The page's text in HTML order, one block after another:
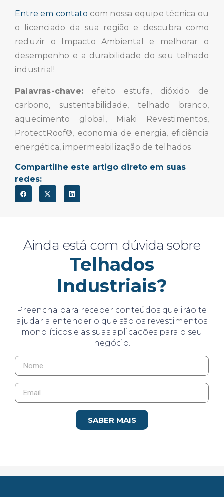
Entre em contato com nossa equipe técnica ou
o licenciado da sua região e descubra como
reduzir o Impacto Ambiental e melhorar o
desempenho e a durabilidade do seu telhado
industrial!
Palavras-chave: efeito estufa, dióxido de
carbono, sustentabilidade, telhado branco,
aquecimento global, Miaki Revestimentos,
ProtectRoof®, economia de energia, eficiência
energética, impermeabilização de telhados
Compartilhe este artigo direto em suas
redes:
Ainda está com dúvida sobre
Telhados
Industriais?
Preencha para receber conteúdos que irão te
ajudar a entender o que são os revestimentos
monolíticos e as suas aplicações para o seu
negócio.
SABER MAIS